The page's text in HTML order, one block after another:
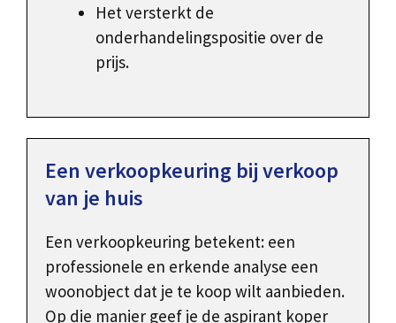
Het versterkt de
onderhandelingspositie over de
prijs.
Een verkoopkeuring bij verkoop
van je huis
Een verkoopkeuring betekent: een
professionele en erkende analyse een
woonobject dat je te koop wilt aanbieden.
Op die manier geef je de aspirant koper